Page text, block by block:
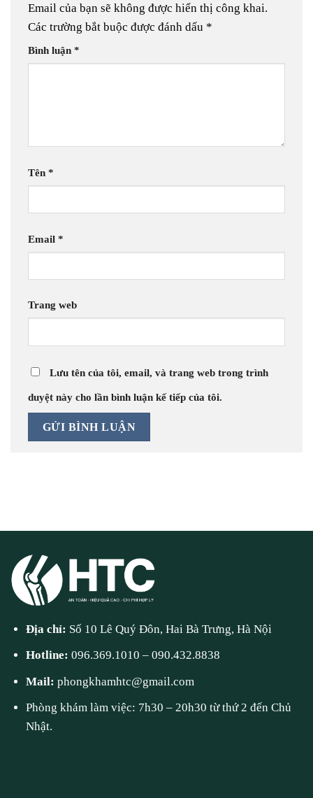
Email của bạn sẽ không được hiển thị công khai.
Các trường bắt buộc được đánh dấu *
Bình luận *
Tên *
Email *
Trang web
Lưu tên của tôi, email, và trang web trong trình
duyệt này cho lần bình luận kế tiếp của tôi.
Địa chỉ: Số 10 Lê Quý Đôn, Hai Bà Trưng, Hà Nội
Hotline:096.369.1010 –090.432.8838
Mail:phongkhamhtc@gmail.com
Phòng khám làm việc: 7h30 – 20h30 từ thứ 2 đến Chủ
Nhật.